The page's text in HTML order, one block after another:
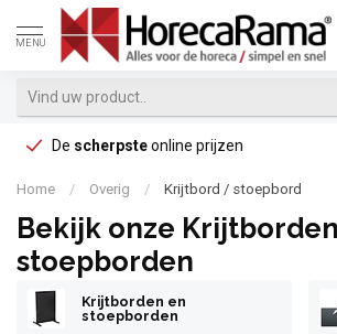
MENU
De scherpsteonline prijzen
Home / Overig / Krijtbord / stoepbord
Bekijk onze
stoepborden
Krijtborden en
stoepborden